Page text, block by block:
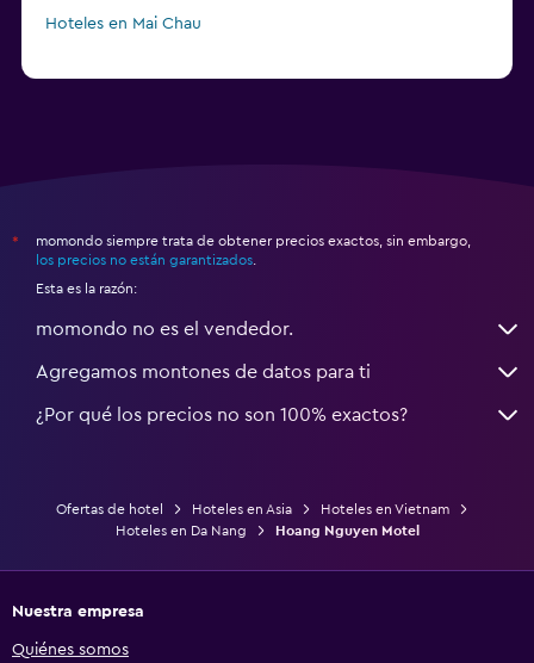
Hoteles en Mai Chau
*
momondo siempre trata de obtener precios exactos, sin embargo,
los precios no están garantizados
Esta es la razón:
momondo no es el vendedor.
Agregamos montones de datos para ti
¿Por qué los precios no son 100% exactos?
Ofertas de hotel Hoteles en Asia
Hoteles en Vietnam
Hoteles en Da Nang
Hoang Nguyen Motel
Nuestra empresa
Quiénes somos